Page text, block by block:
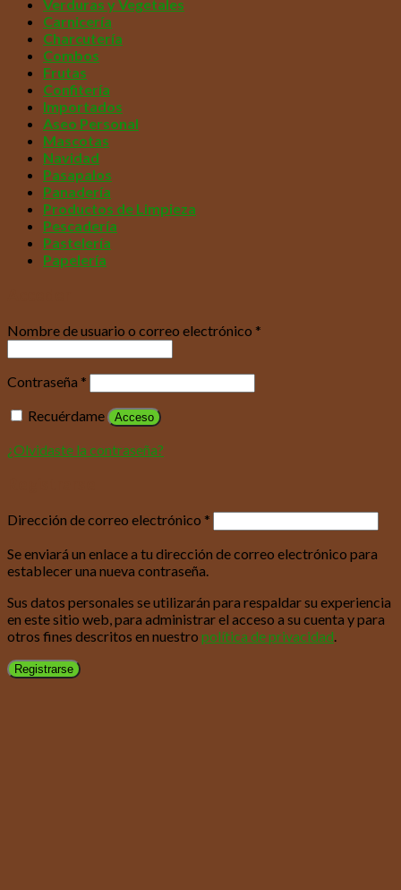
Verduras y Vegetales
Carnicería
Charcutería
Combos
Frutas
Confitería
Importados
Aseo Personal
Mascotas
Navidad
Pasapalos
Panadería
Productos de Limpieza
Pescadería
Pastelería
Papelería
Nombre de usuario o correo electrónico *
Contraseña *
Recuérdame
Acceso
¿Olvidaste la contraseña?
Dirección de correo electrónico *
Se enviará un enlace a tu dirección de correo electrónico para
establecer una nueva contraseña.
Sus datos personales se utilizarán para respaldar su experiencia
en este sitio web, para administrar el acceso a su cuenta y para
otros fines descritos en nuestro política de privacidad.
Registrarse